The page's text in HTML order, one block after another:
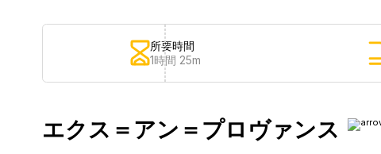
所要時間
1時間 25m
エクス＝アン＝プロヴァンス